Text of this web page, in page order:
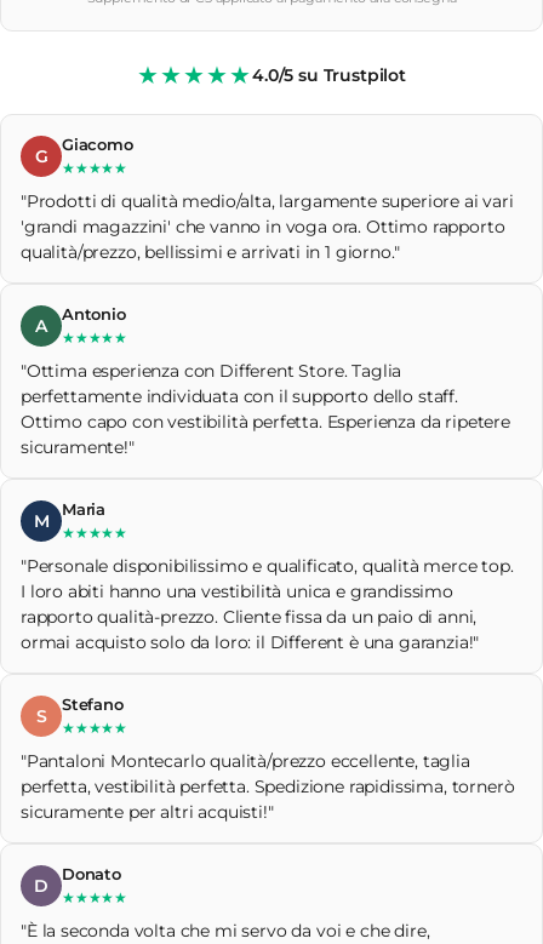
★★★★★4.0/5 su Trustpilot
G
Giacomo
★★★★★
"Prodotti di qualità medio/alta, largamente superiore ai vari
'grandi magazzini' che vanno in voga ora. Ottimo rapporto
qualità/prezzo, bellissimi e arrivati in 1 giorno."
A
Antonio
★★★★★
"Ottima esperienza con Different Store. Taglia
perfettamente individuata con il supporto dello staff.
Ottimo capo con vestibilità perfetta. Esperienza da ripetere
sicuramente!"
M
Maria
★★★★★
"Personale disponibilissimo e qualificato, qualità merce top.
I loro abiti hanno una vestibilità unica e grandissimo
rapporto qualità-prezzo. Cliente fissa da un paio di anni,
ormai acquisto solo da loro: il Different è una garanzia!"
S
Stefano
★★★★★
"Pantaloni Montecarlo qualità/prezzo eccellente, taglia
perfetta, vestibilità perfetta. Spedizione rapidissima, tornerò
sicuramente per altri acquisti!"
D
Donato
★★★★★
"È la seconda volta che mi servo da voi e che dire,